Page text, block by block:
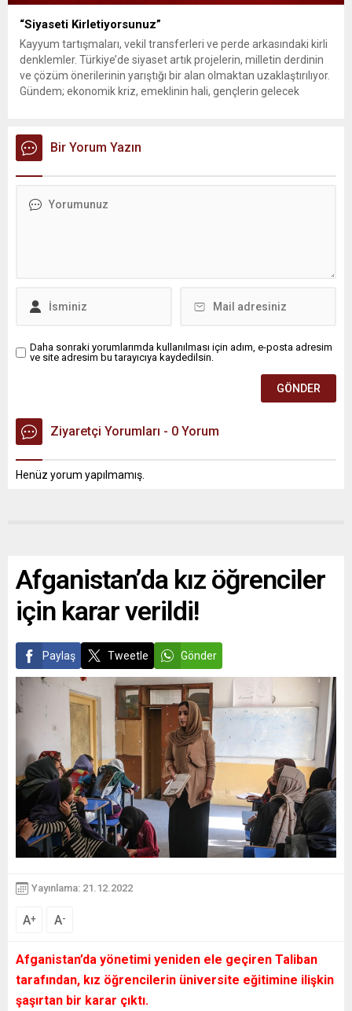
“Siyaseti Kirletiyorsunuz”
Kayyum tartışmaları, vekil transferleri ve perde arkasındaki kirli
denklemler. Türkiye’de siyaset artık projelerin, milletin derdinin
ve çözüm önerilerinin yarıştığı bir alan olmaktan uzaklaştırılıyor.
Gündem; ekonomik kriz, emeklinin hali, gençlerin gelecek
operasyonla anılacak” başlıklarına sıkıştırılıyor....
Bir Yorum Yazın
Daha sonraki yorumlarımda kullanılması için adım, e-posta adresim
ve site adresim bu tarayıcıya kaydedilsin.
Ziyaretçi Yorumları - 0 Yorum
Henüz yorum yapılmamış.
Afganistan’da kız öğrenciler
için karar verildi!
Paylaş Tweetle Gönder
Yayınlama: 21.12.2022
A+ A-
Afganistan’da yönetimi yeniden ele geçiren Taliban
tarafından, kız öğrencilerin üniversite eğitimine ilişkin
şaşırtan bir karar çıktı.